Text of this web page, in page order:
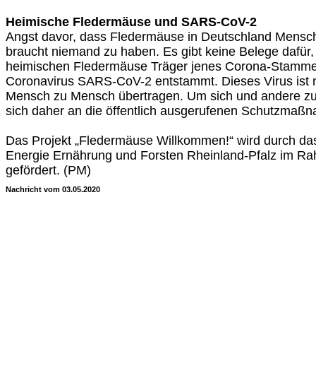
Heimische Fledermäuse und SARS-CoV-2
Angst davor, dass Fledermäuse in Deutschland
braucht niemand zu haben. Es gibt keine Belege
heimischen Fledermäuse Träger jenes Corona-
Coronavirus SARS-CoV-2 entstammt. Dieses Virus ist
Mensch zu Mensch übertragen. Um sich und andere
sich daher an die öffentlich ausgerufenen
Das Projekt „Fledermäuse Willkommen!“ wird durch
Energie Ernährung und Forsten Rheinland-Pfalz im
gefördert. (PM)
Nachricht vom 03.05.2020